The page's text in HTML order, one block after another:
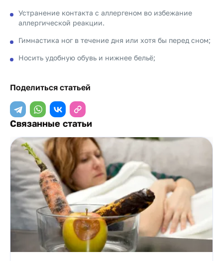
Устранение контакта с аллергеном во избежание
аллергической реакции.
Гимнастика ног в течение дня или хотя бы перед сном;
Носить удобную обувь и нижнее бельё;
Поделиться статьей
Связанные статьи